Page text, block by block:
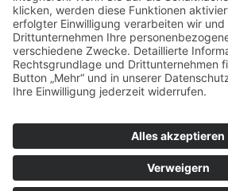
Dr. Veronika Hofinger
Freyung 1, 92539 Schönsee
Tel.:+49 (0)9674 / 92 48 78
veronika.hofinger@cebb.de